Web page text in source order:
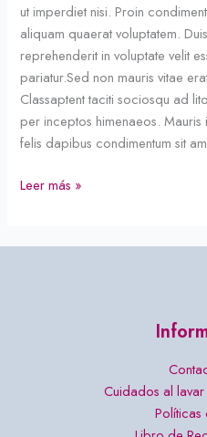
ut imperdiet nisi. Proin
aliquam quaerat voluptatem.
reprehenderit in voluptate velit
pariatur.Sed non mauris vitae
Classaptent taciti sociosqu ad
per inceptos himenaeos. Mauris
felis dapibus condimentum sit
Leer más »
Cuidados al
Políticas